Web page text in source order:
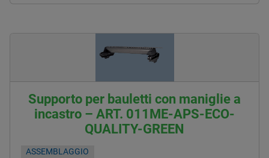
Supporto per bauletti con maniglie a
incastro – ART. 011ME-APS-ECO-
QUALITY-GREEN
ASSEMBLAGGIO